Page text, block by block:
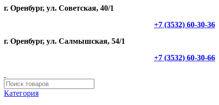
г. Оренбург, ул. Советская, 40/1
+7 (3532) 60-30-36
г. Оренбург, ул. Салмышская, 54/1
+7 (3532) 60-30-66
Категория